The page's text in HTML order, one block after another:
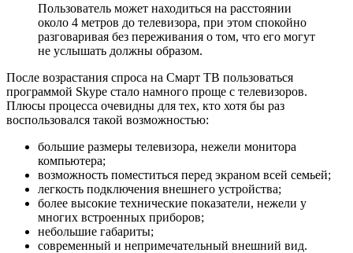
Пользователь может находиться на расстоянии
около 4 метров до телевизора, при этом спокойно
разговаривая без переживания о том, что его могут
не услышать должны образом.
После возрастания спроса на Смарт ТВ пользоваться
программой Skype стало намного проще с телевизоров.
Плюсы процесса очевидны для тех, кто хотя бы раз
воспользовался такой возможностью:
большие размеры телевизора, нежели монитора
компьютера;
возможность поместиться перед экраном всей семьей;
легкость подключения внешнего устройства;
более высокие технические показатели, нежели у
многих встроенных приборов;
небольшие габариты;
современный и непримечательный внешний вид.